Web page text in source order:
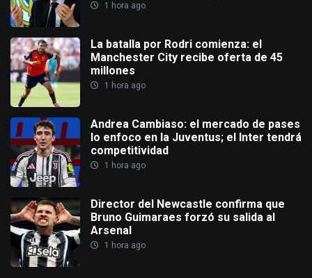
1 hora ago
La batalla por Rodri comienza: el
Manchester City recibe oferta de 45
millones
1 hora ago
Andrea Cambiaso: el mercado de pases
lo enfoco en la Juventus; el Inter tendrá
competitividad
1 hora ago
Director del Newcastle confirma que
Bruno Guimaraes forzó su salida al
Arsenal
1 hora ago